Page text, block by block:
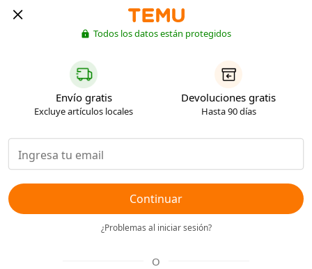
Todos los datos están protegidos
Envío gratis
Excluye artículos locales
Devoluciones gratis
Hasta 90 días
Continuar
¿Problemas al iniciar sesión?
O